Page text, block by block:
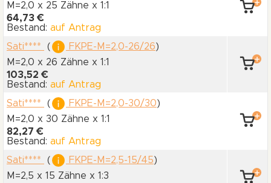
M=2,0 x 25 Zähne x 1:1
64,73 €
Bestand: auf Antrag
Sati****
( FKPE-M=2,0-26/26)
M=2,0 x 26 Zähne x 1:1
103,52 €
Bestand: auf Antrag
Sati****
( FKPE-M=2,0-30/30)
M=2,0 x 30 Zähne x 1:1
82,27 €
Bestand: auf Antrag
Sati****
( FKPE-M=2,5-15/45)
M=2,5 x 15 Zähne x 1:3